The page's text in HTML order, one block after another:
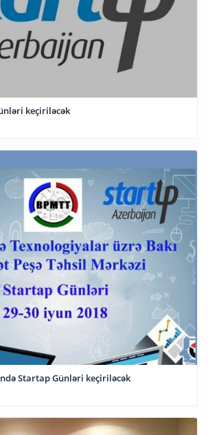
keçiriləcək
Startap Günləri keçiriləcək